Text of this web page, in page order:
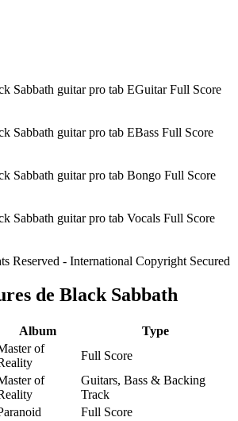
Reserved - International Copyright Secured
de Black Sabbath
Album
Type
of
Full Score
of
Guitars, Bass & Backing
Track
Full Score